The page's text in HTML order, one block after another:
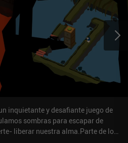
inquietante y desafiante juego de
sombras para escapar de
liberar nuestra alma.Parte de lo